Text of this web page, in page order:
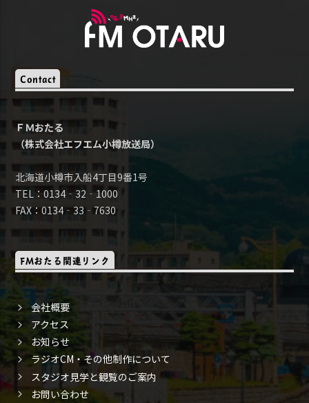
Contact
ＦＭおたる
（株式会社エフエム小樽放送局）
北海道小樽市入船4丁目9番1号
TEL：0134‐32‐1000
FAX：0134‐33‐7630
FMおたる関連リンク
会社概要
アクセス
お知らせ
ラジオCM・その他制作について
スタジオ見学と観覧のご案内
お問い合わせ